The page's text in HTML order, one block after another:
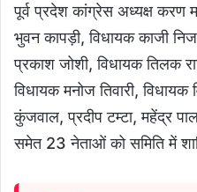
पूर्व प्रदेश कांग्रेस अध्यक्ष करण
भुवन कापड़ी, विधायक काजी
प्रकाश जोशी, विधायक तिलक
विधायक मनोज तिवारी, विधायक
कुंजवाल, प्रदीप टम्टा, महेंद्र
समेत 23 नेताओं को समिति में